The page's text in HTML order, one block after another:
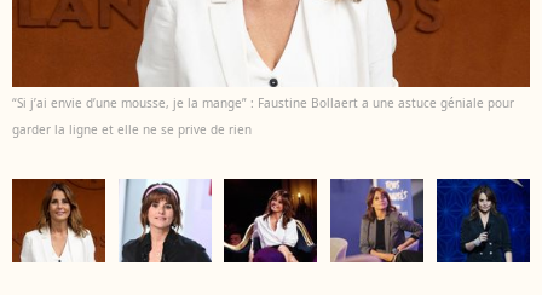
“Si j’ai envie d’une mousse, je la mange” : Faustine Bollaert a une astuce géniale pour
garder la ligne et elle ne se prive de rien